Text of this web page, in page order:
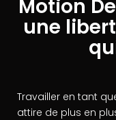
Motion
une
Travailler en tant
attire de plus en